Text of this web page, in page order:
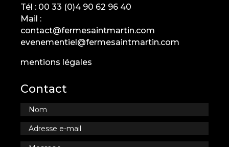
Tél : 00 33 (0)4 90 62 96 40
Mail :
contact@fermesaintmartin.com
evenementiel@fermesaintmartin.com
mentions légales
Contact